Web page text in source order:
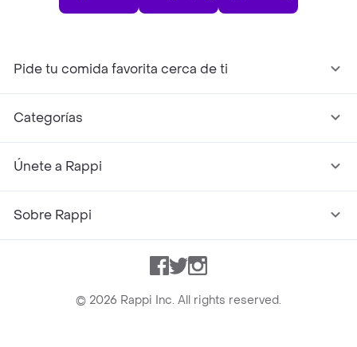
Pide tu comida favorita cerca de ti
Categorías
Únete a Rappi
Sobre Rappi
Facebook
TwitterInstagram
© 2026 Rappi Inc. All rights reserved.